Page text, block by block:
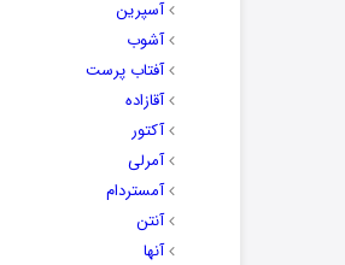
آسپرین
آشوب
آفتاب پرست
آقازاده
آکتور
آمرلی
آمستردام
آنتن
آنها